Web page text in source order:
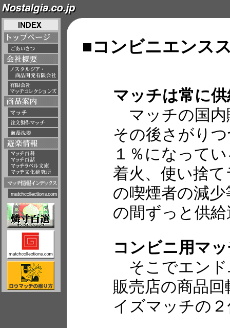
■コンビニエンス
マッチは常に
マッチの国内
その後さがり
１％になって
着火、使い捨
の喫煙者の減
の間ずっと供
コンビニ用マ
そこでエン
販売店の商品
イズマッチの